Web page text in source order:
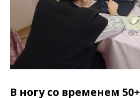
В ногу со временем 50+